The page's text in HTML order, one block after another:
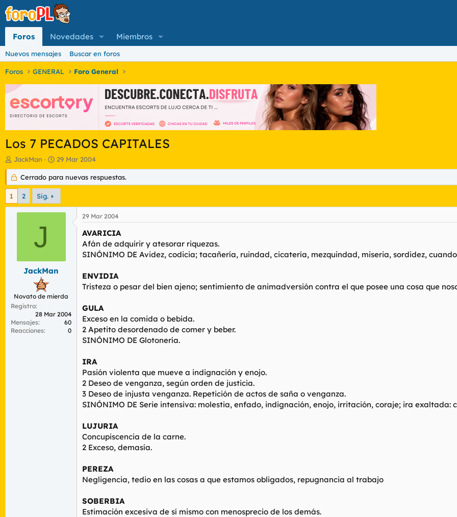
Foros Novedades Miembros
Nuevos mensajes Buscar en foros
Foros GENERAL Foro General
Los 7 PECADOS CAPITALES
I
n
i
c
a
d
a
JackMan
F
e
c
h
d
e
i
o
29 Mar 2004
Cerrado para nuevas respuestas.
1 2 Sig.
J
JackMan
Novato de mierda
Registro
28 Mar 2004
Mensajes
60
Reacciones
0
29 Mar 2004
AVARICIA
Afán de adquirir y atesorar riquezas.
SINÓNIMO DE Avidez, codicia; tacañería, ruindad, cicatería, mezquindad, miseria, sordidez,
ENVIDIA
Tristeza o pesar del bien ajeno; sentimiento de animadversión contra el que posee una cosa que
GULA
Exceso en la comida o bebida.
2 Apetito desordenado de comer y beber.
SINÓNIMO DE Glotonería.
IRA
Pasión violenta que mueve a indignación y enojo.
2 Deseo de venganza, según orden de justicia.
3 Deseo de injusta venganza. Repetición de actos de saña o venganza.
SINÓNIMO DE Serie intensiva: molestia, enfado, indignación, enojo, irritación, coraje; ira exaltada:
LUJURIA
Concupiscencia de la carne.
2 Exceso, demasía.
PEREZA
Negligencia, tedio en las cosas a que estamos obligados, repugnancia al trabajo
SOBERBIA
Estimación excesiva de sí mismo con menosprecio de los demás.